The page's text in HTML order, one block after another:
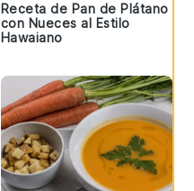
Receta de Pan de Plátano
con Nueces al Estilo
Hawaiano